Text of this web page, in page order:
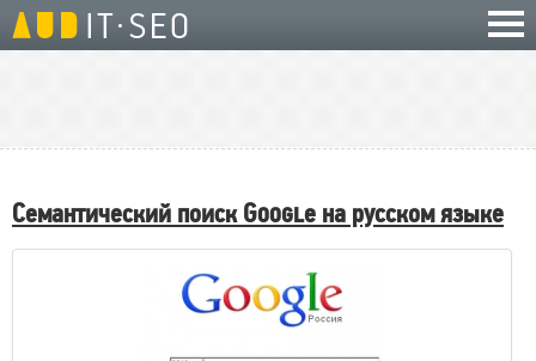
Семантический поиск Googlе на русском языке